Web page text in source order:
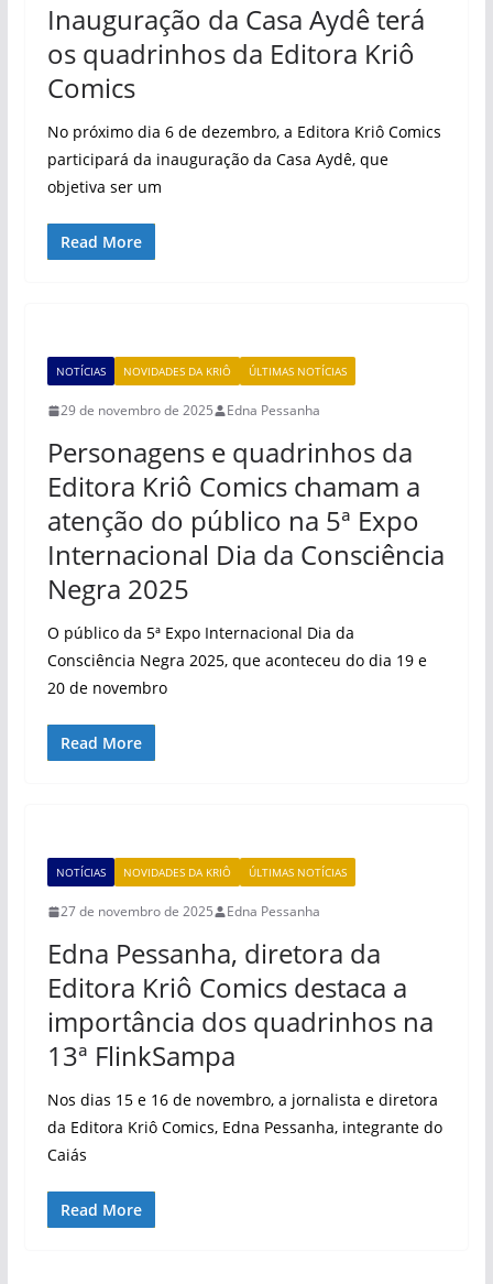
Inauguração da Casa Aydê terá
os quadrinhos da Editora Kriô
Comics
No próximo dia 6 de dezembro, a Editora Kriô Comics
participará da inauguração da Casa Aydê, que
objetiva ser um
Read More
NOTÍCIAS NOVIDADES DA KRIÔ ÚLTIMAS NOTÍCIAS
29 de novembro de 2025 Edna Pessanha
Personagens e quadrinhos da
Editora Kriô Comics chamam a
atenção do público na 5ª Expo
Internacional Dia da Consciência
Negra 2025
O público da 5ª Expo Internacional Dia da
Consciência Negra 2025, que aconteceu do dia 19 e
20 de novembro
Read More
NOTÍCIAS NOVIDADES DA KRIÔ ÚLTIMAS NOTÍCIAS
27 de novembro de 2025 Edna Pessanha
Edna Pessanha, diretora da
Editora Kriô Comics destaca a
importância dos quadrinhos na
13ª FlinkSampa
Nos dias 15 e 16 de novembro, a jornalista e diretora
da Editora Kriô Comics, Edna Pessanha, integrante do
Caiás
Read More